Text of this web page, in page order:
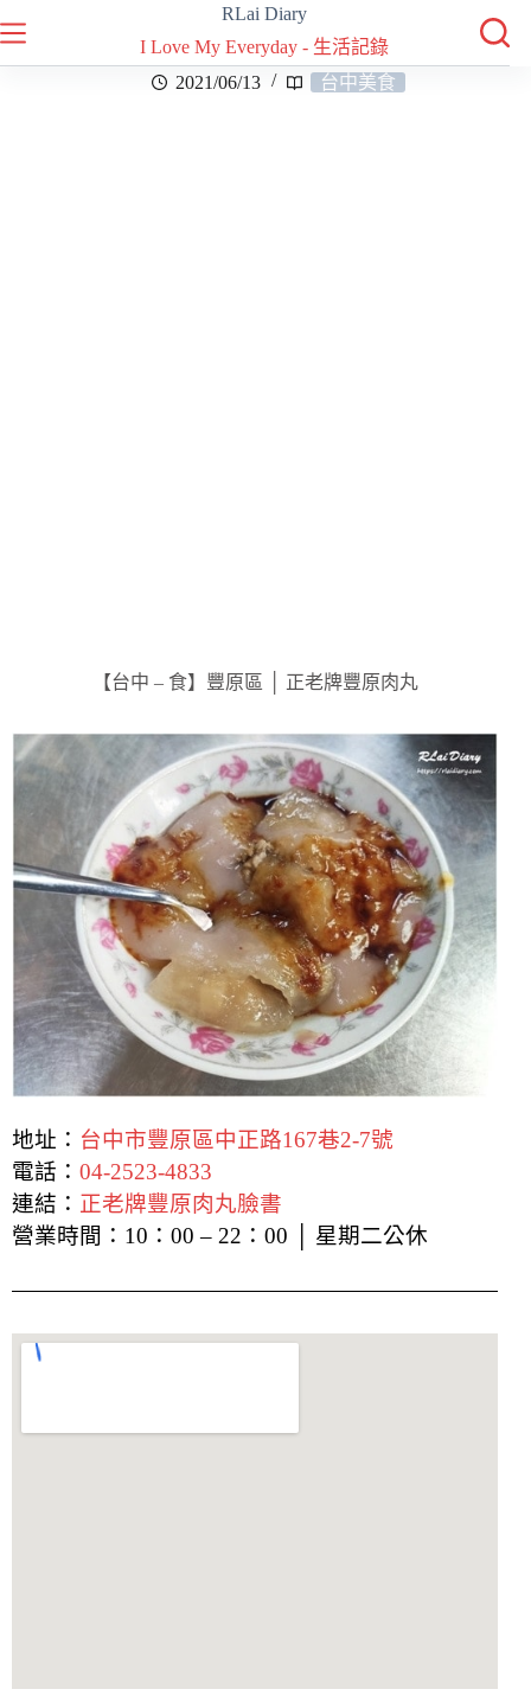
RLai Diary
I Love My Everyday - 生活記錄
2021/06/13
台中美食
【台中 – 食】豐原區 │ 正老牌豐原肉丸
地址： 台中市豐原區中正路167巷2-7號
電話： 04-2523-4833
連結： 正老牌豐原肉丸臉書
營業時間： 10：00 – 22：00 │ 星期二公休